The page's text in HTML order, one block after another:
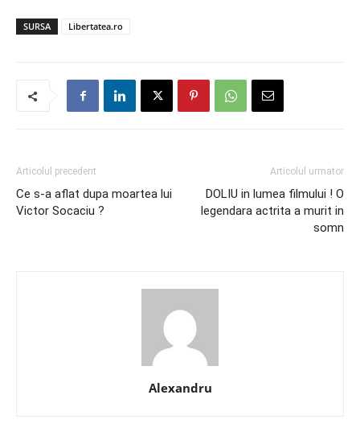
SURSA Libertatea.ro
Articolul precedent
Ce s-a aflat dupa moartea lui
Victor Socaciu ?
Articolul urmator
DOLIU in lumea filmului ! O
legendara actrita a murit in
somn
Alexandru